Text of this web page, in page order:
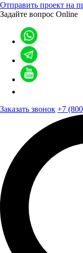
Отправить проект на
Задайте вопрос Online
Заказать звонок +7